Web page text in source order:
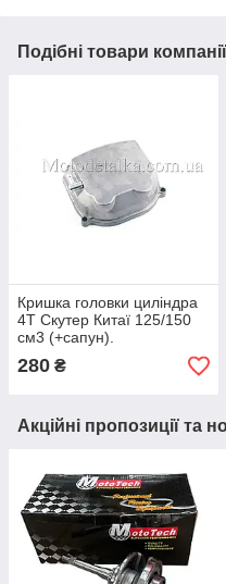
Подібні товари компанії
Кришка головки циліндра
4T Скутер Китаї 125/150
см3 (+сапун).
280 ₴
Акційні пропозиції та